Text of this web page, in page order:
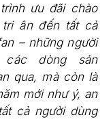
ưu đãi chào
ân đến tất cả
– những người
dòng sản
qua, mà còn là
mới như ý, an
cả người dùng